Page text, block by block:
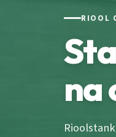
RIOOL
na